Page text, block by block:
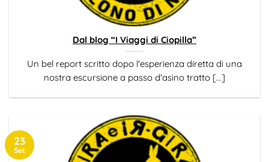
Dal blog “I Viaggi di Ciopilla”
Un bel report scritto dopo l'esperienza diretta di una
nostra escursione a passo d'asino tratto [...]
23
Set